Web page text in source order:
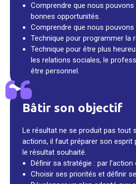
Comprendre que nous
bonnes opportunités.
Comprendre que nous
Technique pour programmer la
Technique pour être plus
les relations sociales, le
être personnel.
Bâtir son objectif
Le résultat ne se produit pas tout
actions, il faut préparer son esprit
le résultat souhaité.
Définir sa stratégie : par l’action
Choisir ses priorités et définir